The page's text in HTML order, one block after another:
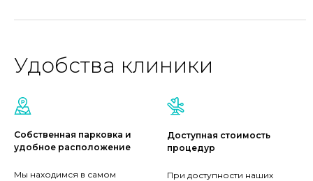
Удобства клиники
Собственная парковка и
удобное расположение
Мы находимся в самом
Доступная стоимость
процедур
При доступности наших